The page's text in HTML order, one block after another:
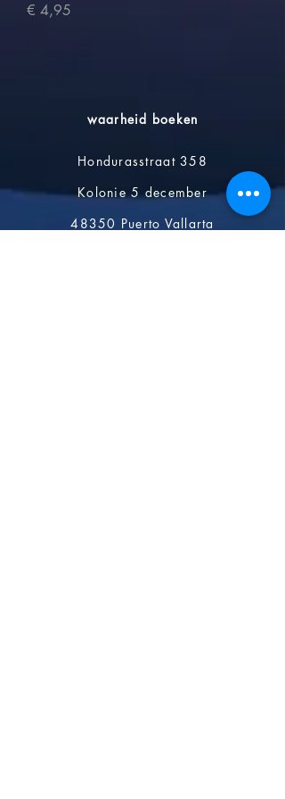
Prijs
€ 4,95
waarheid boeken
Hondurasstraat 358
Kolonie 5 december
48350 Puerto Vallarta